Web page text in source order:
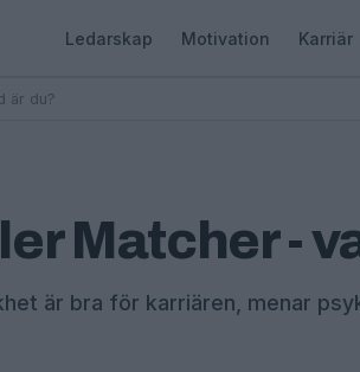
Ledarskap Motivation Karriär
är du?
Matcher -
är bra för karriären, menar